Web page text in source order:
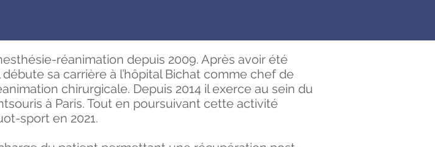
réanimation depuis 2009. Après avoir été
sa carrière à l’hôpital Bichat comme chef de
chirurgicale. Depuis 2014 il exerce au sein du
à Paris. Tout en poursuivant cette activité
sport en 2021.